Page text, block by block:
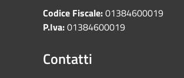
Codice Fiscale:01384600019
P.Iva:01384600019
Contatti